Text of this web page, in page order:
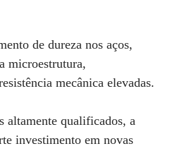
de dureza nos aços,
microestrutura,
mecânica elevadas.
altamente qualificados, a
investimento em novas